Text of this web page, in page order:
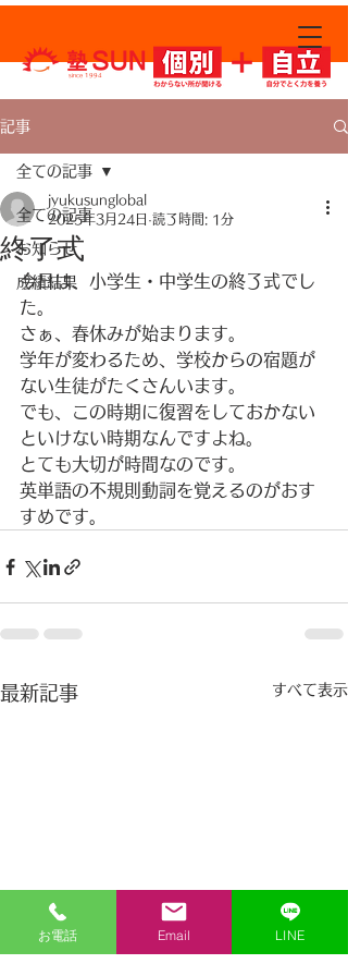
since 1994
記事
全ての記事
お知らせ
成績結果
全ての記事
終了式
jyukusunglobal
2025年3月24日 読了時間: 1分
今日は、小学生・中学生の終了式でし
た。
さぁ、春休みが始まります。
学年が変わるため、学校からの宿題が
ない生徒がたくさんいます。
でも、この時期に復習をしておかない
といけない時期なんですよね。
とても大切が時間なのです。
英単語の不規則動詞を覚えるのがおす
すめです。
最新記事 すべて表示
お電話 Email LINE